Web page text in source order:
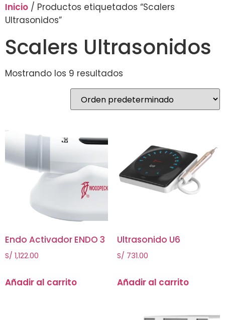
Inicio / Productos etiquetados “Scalers
Ultrasonidos”
Scalers Ultrasonidos
Mostrando los 9 resultados
Endo Activador ENDO 3
S/ 1,122.00
Añadir al carrito
Ultrasonido U6
S/ 731.00
Añadir al carrito